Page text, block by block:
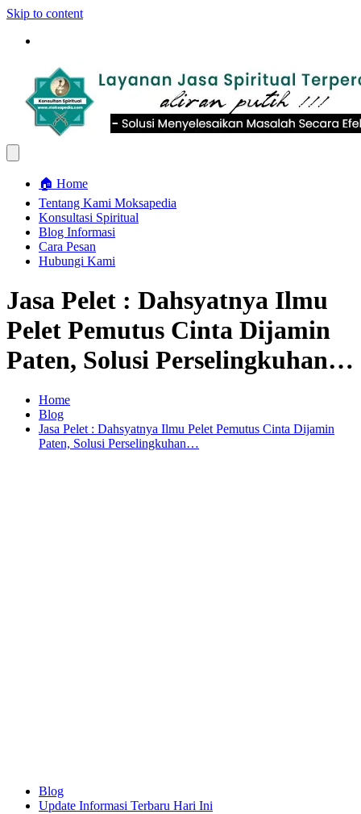
Skip to content
🏠 Home
Tentang Kami Moksapedia
Konsultasi Spiritual
Blog Informasi
Cara Pesan
Hubungi Kami
Jasa Pelet : Dahsyatnya Ilmu
Pelet Pemutus Cinta Dijamin
Paten, Solusi Perselingkuhan…
Home
Blog
Jasa Pelet : Dahsyatnya Ilmu Pelet Pemutus Cinta Dijamin
Paten, Solusi Perselingkuhan…
Blog
Update Informasi Terbaru Hari Ini